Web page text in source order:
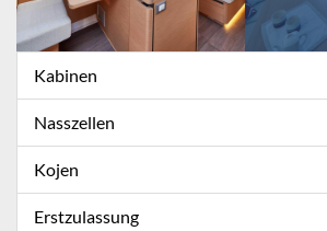
Kabinen
Nasszellen
Kojen
Erstzulassung